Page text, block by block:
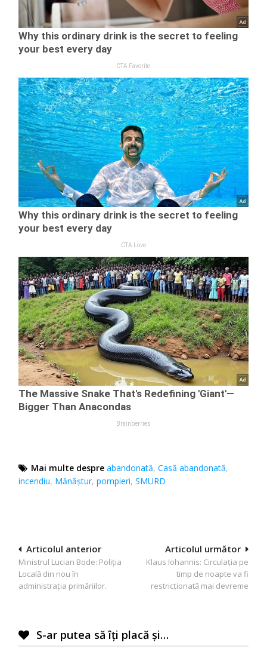
Mai multe despre abandonată,Casă abandonată,
incendiu, Mănăștur,pompieri,SMURD
Navigare
în
articole
Articolul următor
Klaus Iohannis: Circulația pe
timp de noapte va fi
restricționată mai devreme
Articolul anterior
Ministrul Lucian Bode: Poliția
Locală din nou în
administrația primăriilor.
S-ar putea să îți placă și…